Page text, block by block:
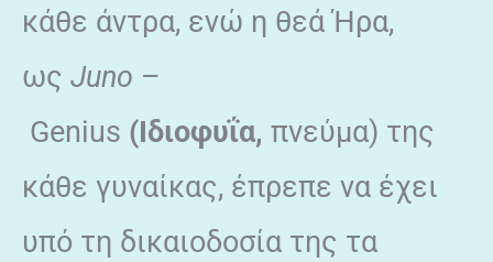
κάθε άντρα, ενώ η θεά Ήρα,
ως Juno –
Genius (Ιδιοφυΐα, πνεύμα) της
κάθε γυναίκας, έπρεπε να έχει
υπό τη δικαιοδοσία της τα